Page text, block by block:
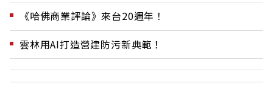
《哈佛商業評論》來台20週年！
雲林用AI打造營建防污新典範！